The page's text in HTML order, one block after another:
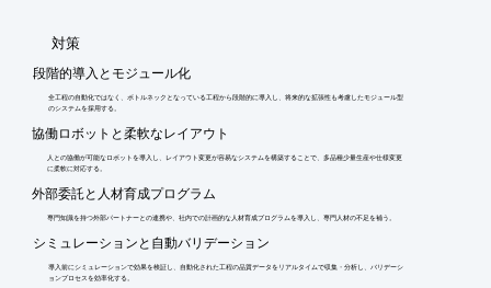
​対策
段階的導入とモジュール化
全工程の自動化ではなく、ボトルネックとなっている工程から段階的に導入し、将来的な拡張性も考慮したモジュール型
のシステムを採用する。
協働ロボットと柔軟なレイアウト
人との協働が可能なロボットを導入し、レイアウト変更が容易なシステムを構築することで、多品種少量生産や仕様変更
に柔軟に対応する。
外部委託と人材育成プログラム
専門知識を持つ外部パートナーとの連携や、社内での計画的な人材育成プログラムを導入し、専門人材の不足を補う。
シミュレーションと自動バリデーション
導入前にシミュレーションで効果を検証し、自動化された工程の品質データをリアルタイムで収集・分析し、バリデーシ
ョンプロセスを効率化する。